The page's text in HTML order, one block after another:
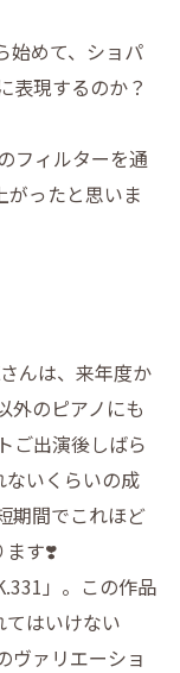
始めて、ショパ
表現するのか？
フィルターを通
がったと思いま
んは、来年度か
外のピアノにも
ご出演後しばら
いくらいの成
期間でこれほど
ます❣️
」。この作品
はいけない
ヴァリエーショ